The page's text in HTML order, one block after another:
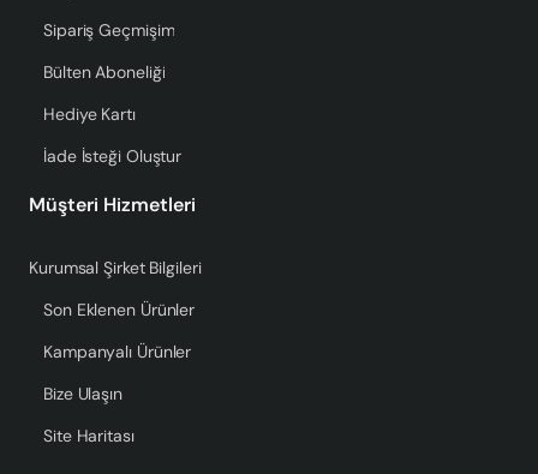
Sipariş Geçmişim
Bülten Aboneliği
Hediye Kartı
İade İsteği Oluştur
Müşteri Hizmetleri
Kurumsal Şirket Bilgileri
Son Eklenen Ürünler
Kampanyalı Ürünler
Bize Ulaşın
Site Haritası